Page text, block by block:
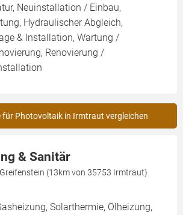
Neuinstallation / Einbau,
Hydraulischer Abgleich,
& Installation, Wartung /
Renovierung /
für Photovoltaik in Irmtraut vergleichen
& Sanitär
(13km von 35753 Irmtraut)
Solarthermie, Ölheizung,